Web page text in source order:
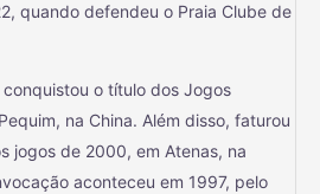
quando defendeu o Praia Clube de
conquistou o título dos Jogos
na China. Além disso, faturou
jogos de 2000, em Atenas, na
aconteceu em 1997, pelo